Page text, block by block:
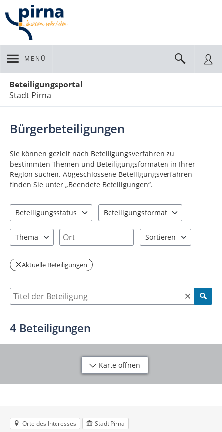
MENÜ
Beteiligungsportal
Stadt Pirna
Bürgerbeteiligungen
Sie können gezielt nach Beteiligungsverfahren zu
bestimmten Themen und Beteiligungsformaten in Ihrer
Region suchen. Abgeschlossene Beteiligungsverfahren
finden Sie unter „Beendete Beteiligungen“.
Beteiligungsstatus
Beteiligungsformat
Thema
Ort
Sortieren
Aktuelle Beteiligungen
Suche nach Beteiligung
4 Beteiligungen
Karte öffnen
Orte des Interesses
Stadt Pirna